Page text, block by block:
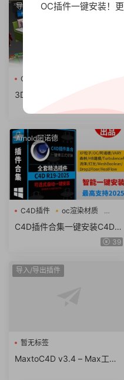
导入/导出插件
C4D插件
3DS MAX场景模型导入C4D
插件 MAXtoC4D v6.0 R15-R
Arnold阿诺德
C4D插件
oc渲染材质
流体
C4D插件合集一键安装C4D粒
子插件流体OC渲染材质素材39
导入/导出插件
暂无标签
MaxtoC4D v3.4 – Max工程
OC插件一键安装！